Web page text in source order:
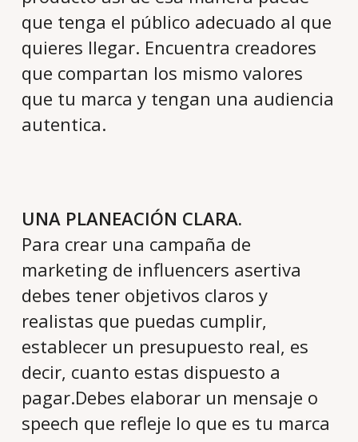
que tenga el público adecuado al que
quieres llegar. Encuentra creadores
que compartan los mismo valores
que tu marca y tengan una audiencia
autentica.
UNA PLANEACIÓN CLARA.
Para crear una campaña de
marketing de influencers asertiva
debes tener objetivos claros y
realistas que puedas cumplir,
establecer un presupuesto real, es
decir, cuanto estas dispuesto a
pagar.Debes elaborar un mensaje o
speech que refleje lo que es tu marca